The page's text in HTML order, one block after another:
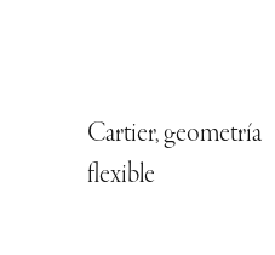
Cartier, geometría
flexible